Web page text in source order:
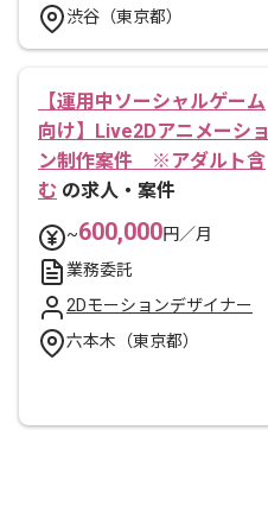
渋谷（東京都）
【運用中ソーシャルゲーム
向け】Live2Dアニメーショ
ン制作案件 ※アダルト含
む の求人・案件
~600,000円／月
業務委託
2Dモーションデザイナー
六本木（東京都）